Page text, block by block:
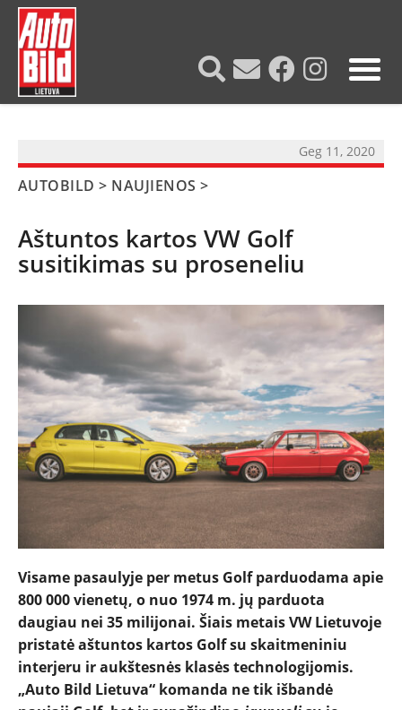
Geg 11, 2020
AUTOBILD > NAUJIENOS >
Aštuntos kartos VW Golf
susitikimas su proseneliu
Visame pasaulyje per metus Golf parduodama apie
800 000 vienetų, o nuo 1974 m. jų parduota
daugiau nei 35 milijonai. Šiais metaisVWLietuvoje
pristatė aštuntos kartos Golf su skaitmeniniu
interjeru ir aukštesnės klasės technologijomis.
„Auto Bild Lietuva“ komanda ne tik išbandė